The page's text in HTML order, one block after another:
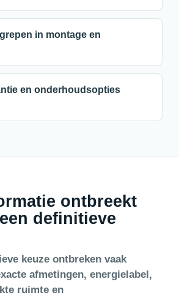
in montage en
en onderhoudsopties
ontbreekt
definitieve
keuze ontbreken vaak
afmetingen, energielabel,
ruimte en